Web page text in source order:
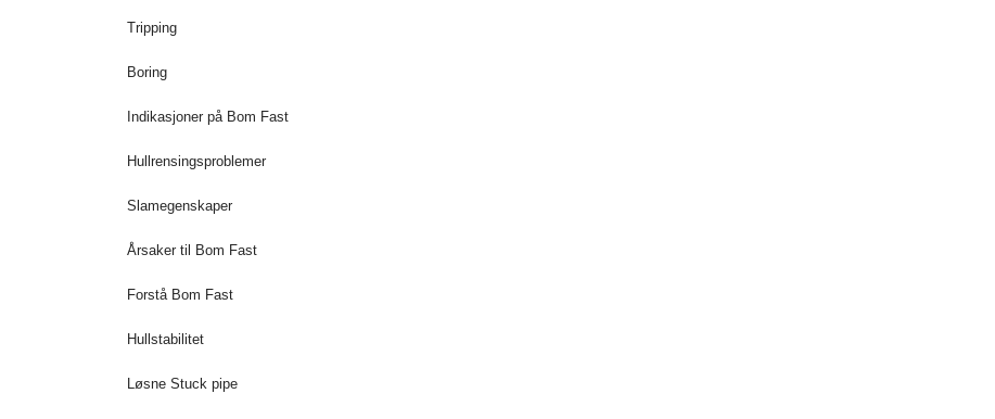
Tripping
Boring
Indikasjoner på Bom Fast
Hullrensingsproblemer
Slamegenskaper
Årsaker til Bom Fast
Forstå Bom Fast
Hullstabilitet
Løsne Stuck pipe